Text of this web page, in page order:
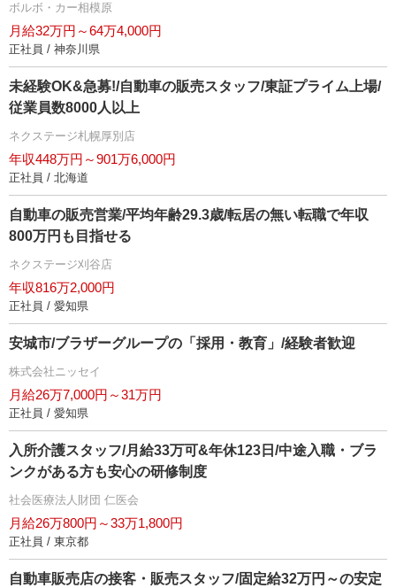
ボルボ・カー相模原
月給32万円～64万4,000円
正社員 / 神奈川県
未経験OK&急募!/自動車の販売スタッフ/東証プライム上場/
従業員数8000人以上
ネクステージ札幌厚別店
年収448万円～901万6,000円
正社員 / 北海道
自動車の販売営業/平均年齢29.3歳/転居の無い転職で年収
800万円も目指せる
ネクステージ刈谷店
年収816万2,000円
正社員 / 愛知県
安城市/ブラザーグループの「採用・教育」/経験者歓迎
株式会社ニッセイ
月給26万7,000円～31万円
正社員 / 愛知県
入所介護スタッフ/月給33万可&年休123日/中途入職・ブラ
ンクがある方も安心の研修制度
社会医療法人財団 仁医会
月給26万800円～33万1,800円
正社員 / 東京都
自動車販売店の接客・販売スタッフ/固定給32万円～の安定